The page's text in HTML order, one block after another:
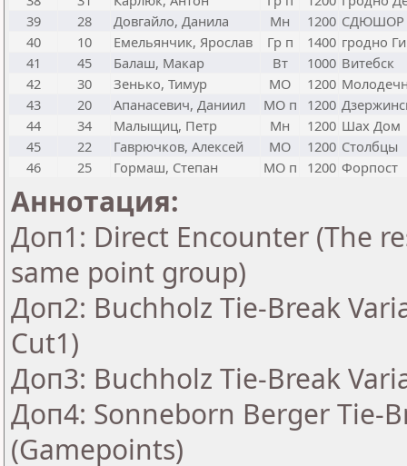
39
28 Довгайло, Данила Мн 1200 СДЮШОР
40
10 Емельянчик, Ярослав Гр п 1400 гродно
41
45 Балаш, Макар Вт 1000 Витебск
42
30 Зенько, Тимур МО 1200
43
20 Апанасевич, Даниил МО п 1200
44
34 Малыщиц, Петр Мн 1200 Шах Дом
45
22 Гаврючков, Алексей МО 1200 Столбцы
46
25 Гормаш, Степан МО п 1200 Форпост
Аннотация:
Доп1: Direct Encounter (The
same point group)
Доп2: Buchholz Tie-Break
Cut1)
Доп3: Buchholz Tie-Break
Доп4: Sonneborn Berger Tie-
(Gamepoints)